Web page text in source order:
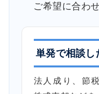
ご希望に合わ
単発で相談し
法人成り、節